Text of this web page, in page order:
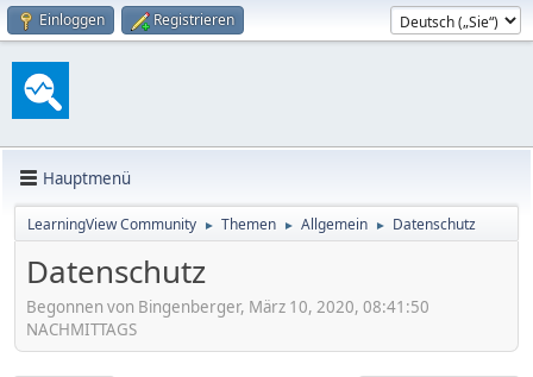
Einloggen Registrieren
Hauptmenü
LearningView Community ► Themen ► Allgemein ► Datenschutz
Datenschutz
Begonnen von Bingenberger, März 10, 2020, 08:41:50
NACHMITTAGS